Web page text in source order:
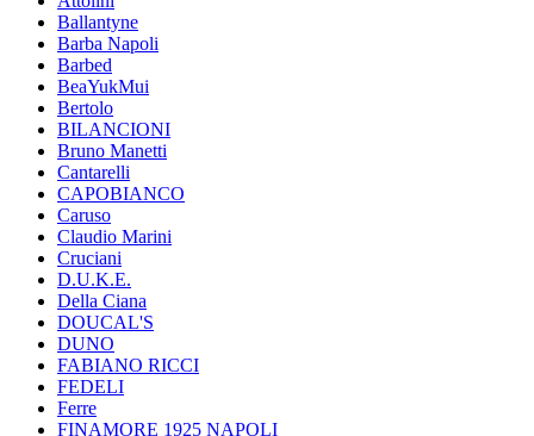
Ballantyne
Barba Napoli
Barbed
BeaYukMui
Bertolo
BILANCIONI
Bruno Manetti
Cantarelli
CAPOBIANCO
Caruso
Claudio Marini
Cruciani
D.U.K.E.
Della Ciana
DOUCAL'S
DUNO
FABIANO RICCI
FEDELI
Ferre
FINAMORE 1925 NAPOLI